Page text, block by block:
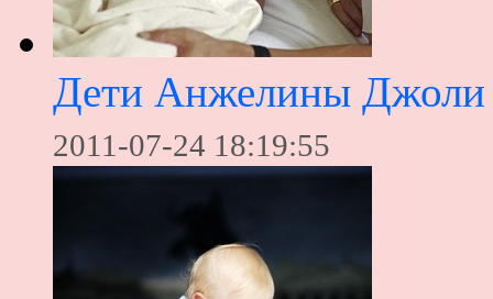
Дети Анжелины Джоли
2011-07-24 18:19:55